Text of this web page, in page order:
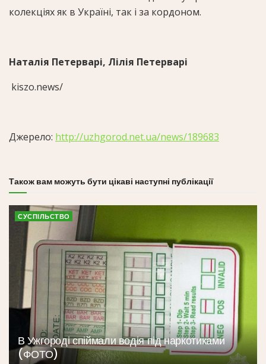
колекціях як в Україні, так і за кордоном.
Наталія Петерварі, Лілія Петерварі
kiszo.news/
Джерело: http://uzhgorod.net.ua/news/189683
Також вам можуть бути цікаві наступні публікації
СУСПІЛЬСТВО
В Ужгороді спіймали водія під наркотиками
(ФОТО)